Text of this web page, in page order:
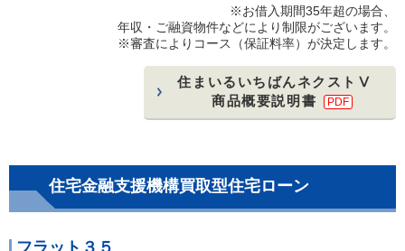
※お借入期間35年超の場合、
年収・ご融資物件などにより制限がございます。
※審査によりコース（保証料率）が決定します。
住まいるいちばんネクストⅤ
商品概要説明書
PDF
住宅金融支援機構買取型住宅ローン